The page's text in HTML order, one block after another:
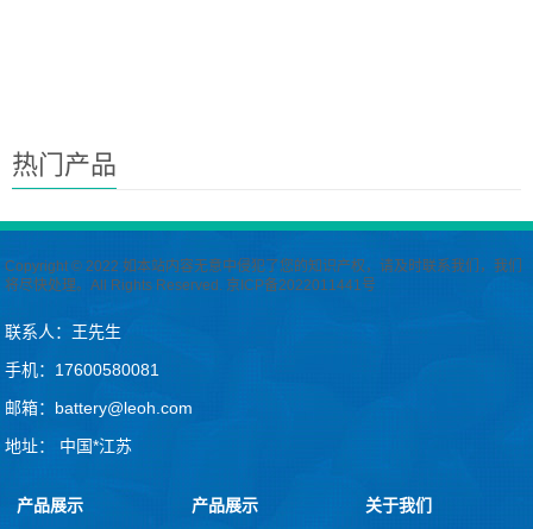
热门产品
Copyright © 2022 如本站内容无意中侵犯了您的知识产权，请及时联系我们，我们
将尽快处理。All Rights Reserved. 京ICP备2022011441号
联系人：王先生
手机：17600580081
邮箱：battery@leoh.com
地址： 中国*江苏
产品展示 产品展示 关于我们